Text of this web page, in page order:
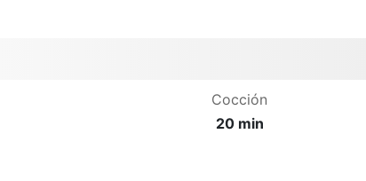
Cocción
20 min